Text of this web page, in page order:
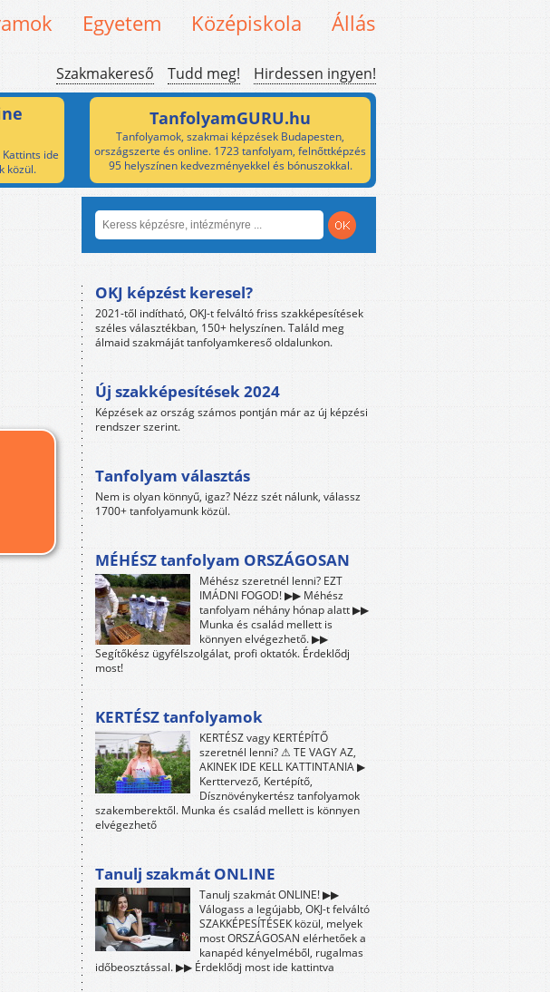
Egyetem Középiskola Állás
Szakmakereső Tudd meg! Hirdessen ingyen!
ide
közül.
TanfolyamGURU.hu
Tanfolyamok, szakmai képzések Budapesten,
országszerte és online. 1723 tanfolyam, felnőttképzés
95 helyszínen kedvezményekkel és bónuszokkal.
OKJ képzést keresel?
2021-től indítható, OKJ-t felváltó friss szakképesítések
széles választékban, 150+ helyszínen. Találd meg
álmaid szakmáját tanfolyamkereső oldalunkon.
Új szakképesítések 2024
Képzések az ország számos pontján már az új képzési
rendszer szerint.
Tanfolyam választás
Nem is olyan könnyű, igaz? Nézz szét nálunk, válassz
1700+ tanfolyamunk közül.
MÉHÉSZ tanfolyam ORSZÁGOSAN
Méhész szeretnél lenni? EZT
IMÁDNI FOGOD! ▶▶ Méhész
tanfolyam néhány hónap alatt ▶▶
Munka és család mellett is
könnyen elvégezhető. ▶▶
Segítőkész ügyfélszolgálat, profi oktatók. Érdeklődj
most!
KERTÉSZ tanfolyamok
KERTÉSZ vagy KERTÉPÍTŐ
szeretnél lenni? ⚠ TE VAGY AZ,
AKINEK IDE KELL KATTINTANIA ▶
Kerttervező, Kertépítő,
Dísznövénykertész tanfolyamok
szakemberektől. Munka és család mellett is könnyen
elvégezhető
Tanulj szakmát ONLINE
Tanulj szakmát ONLINE! ▶▶
Válogass a legújabb, OKJ-t felváltó
SZAKKÉPESÍTÉSEK közül, melyek
most ORSZÁGOSAN elérhetőek a
kanapéd kényelméből, rugalmas
időbeosztással. ▶▶ Érdeklődj most ide kattintva